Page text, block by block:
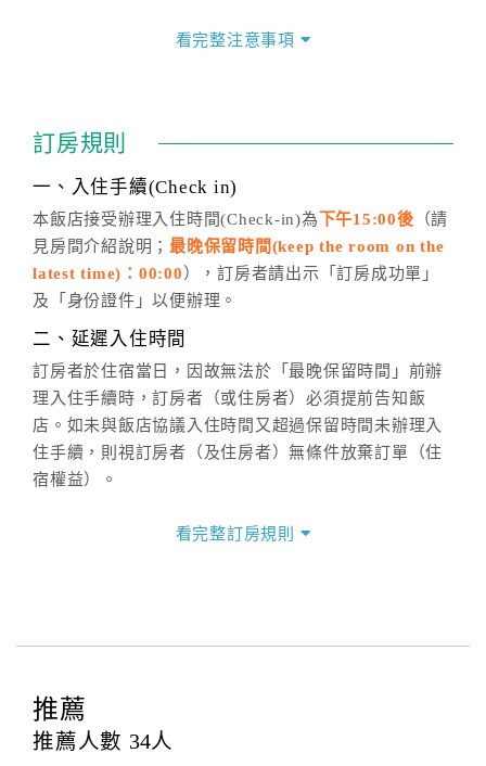
價」之當日價格為標準。
話方式異動訂單。
※非客服時間之申辦異動，皆為次日計算及辦理。
五、客服時間
週一至週日，上午9:00～晚上6:00
六、聯絡方式
(07)9682715 。
看完整注意事項
訂房規則
一、入住手續(Check in)
本飯店接受辦理入住時間(Check-in)為下午15:00後 （請
見房間介紹說明； 最晚保留時間(keep the room on the
latest time)：00:00 ），訂房者請出示「訂房成功單」
及「身份證件」以便辦理。
二、延遲入住時間
訂房者於住宿當日，因故無法於「最晚保留時間」前辦
理入住手續時，訂房者（或住房者）必須提前告知飯
店。如未與飯店協議入住時間又超過保留時間未辦理入
住手續，則視訂房者（及住房者）無條件放棄訂單（住
宿權益）。
四、訂單異動
提出申辦不得異動訂單。
每筆訂單異動限定
辦理取消退款。
看完整訂房規則
推薦
推薦人數 34人